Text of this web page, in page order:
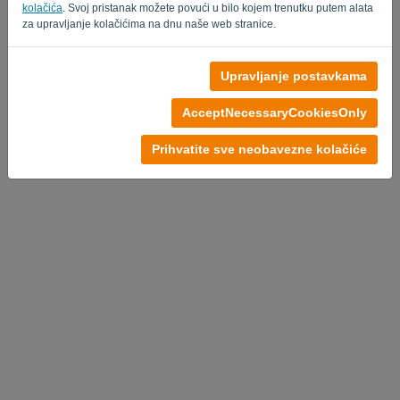
kolačića . Svoj pristanak možete povući u bilo kojem trenutku putem alata
za upravljanje kolačićima na dnu naše web stranice.
Upravljanje postavkama
AcceptNecessaryCookiesOnly
Prihvatite sve neobavezne kolačiće